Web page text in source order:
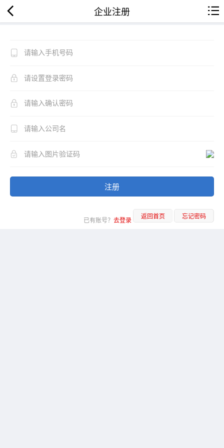
企业注册
注册
已有账号？ 去登录 返回首页 忘记密码